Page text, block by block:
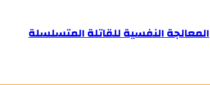
المعالجة النفسية للقاتلة المتسلسلة